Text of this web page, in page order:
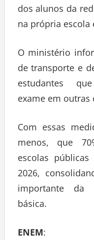
dos alunos da
na própria escola
O ministério
de transporte e
estudantes
exame em outras
Com essas
menos, que
escolas
2026,
importante da
básica.
ENEM: